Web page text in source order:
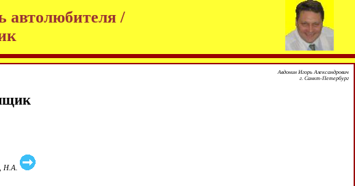
автолюбителя /
Авдонин Игорь Александрович
г. Санкт-Петербург
Н.А.